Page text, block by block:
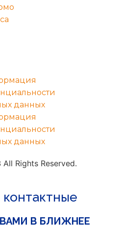
данных
данных
Rights Reserved.​
В БЛИЖНЕЕ